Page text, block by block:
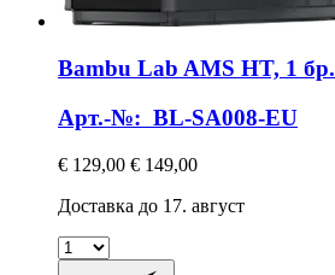
Bambu Lab AMS HT, 1 бр.
Арт.-№: BL-SA008-EU
€ 129,00 € 149,00
Доставка до 17. август